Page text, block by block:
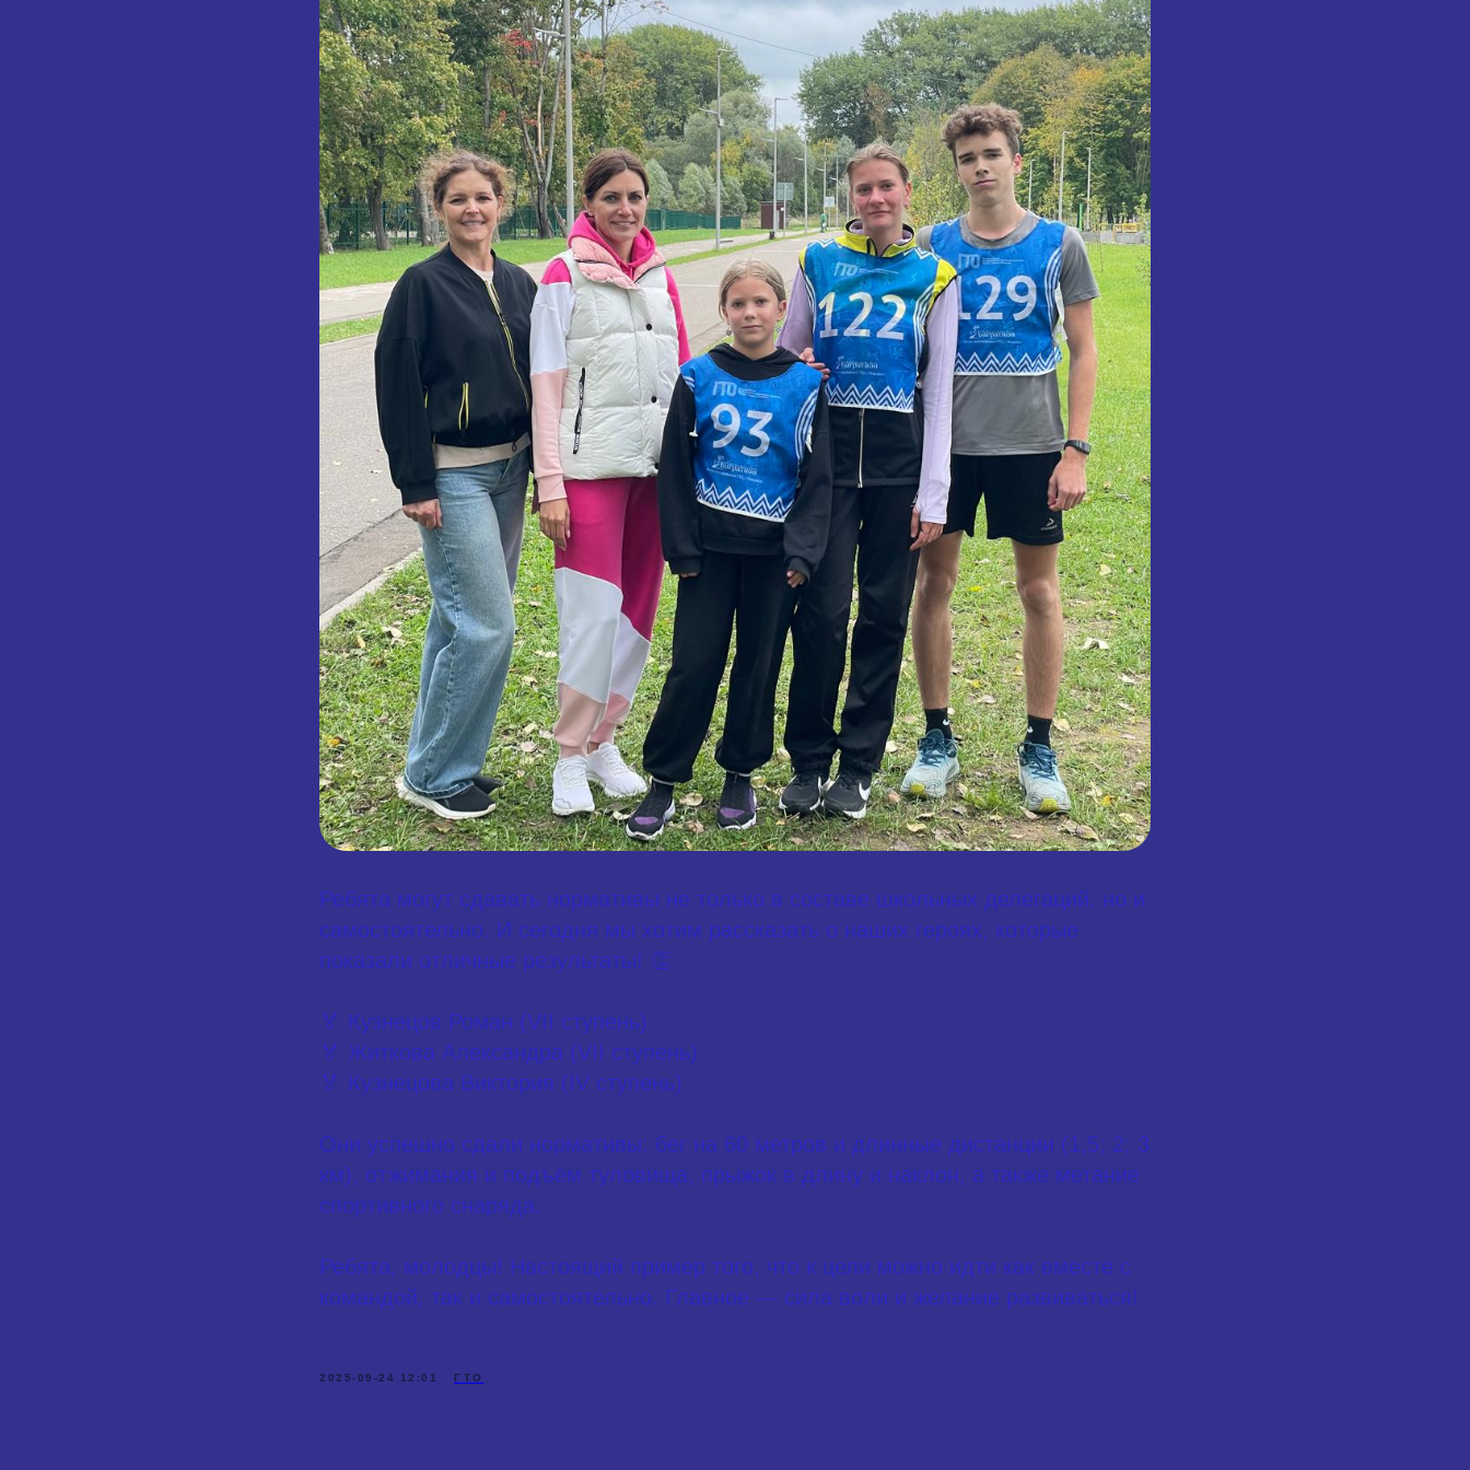
Ребята могут сдавать нормативы не только в составе школьных делегаций, но и
самостоятельно. И сегодня мы хотим рассказать о наших героях, которые
показали отличные результаты! 👏
🏅 Кузнецов Роман (VII ступень)
🏅 Житкова Александра (VII ступень)
🏅 Кузнецова Виктория (IV ступень)
Они успешно сдали нормативы: бег на 60 метров и длинные дистанции (1,5; 2; 3
км), отжимания и подъём туловища, прыжок в длину и наклон, а также метание
спортивного снаряда.
Ребята, молодцы! Настоящий пример того, что к цели можно идти как вместе с
командой, так и самостоятельно. Главное — сила воли и желание развиваться!
2025-09-24 12:01 ГТО